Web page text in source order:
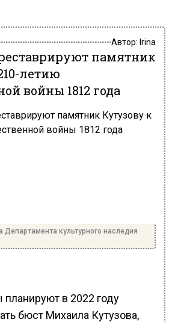
Автор: Irina
памятник
летию
войны 1812 года
культурного наследия
в 2022 году
бюст Михаила Кутузова,